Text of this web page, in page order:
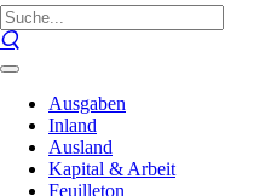
Ausgaben
Inland
Ausland
Kapital & Arbeit
Feuilleton